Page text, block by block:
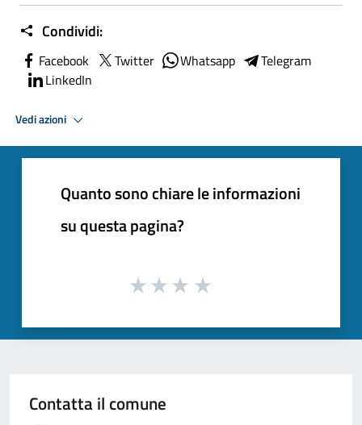
Condividi:
Facebook Twitter Whatsapp
Telegram
LinkedIn
Vedi azioni
Quanto sono chiare le informazioni
su questa pagina?
Contatta il comune